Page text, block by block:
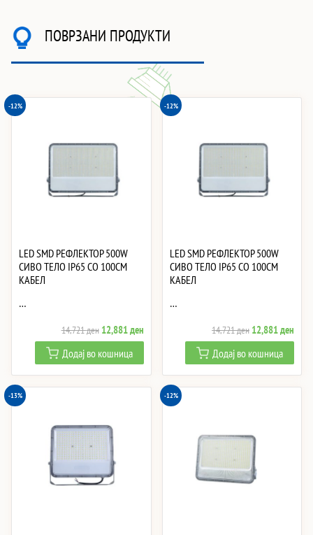
ПОВРЗАНИ ПРОДУКТИ
-12%
LED SMD РЕФЛЕКТОР 500W
СИВО ТЕЛО IP65 СО 100CM
КАБЕЛ
…
14,721ден Original
price
was:
14,721 ден.
12,881денCurrent
price
is:
12,881 ден.
Додај во кошница
-12%
LED SMD РЕФЛЕКТОР 500W
СИВО ТЕЛО IP65 СО 100CM
КАБЕЛ
…
14,721ден Original
price
was:
14,721 ден.
12,881ден
price
is:
Додај во кошница
-13% -12%